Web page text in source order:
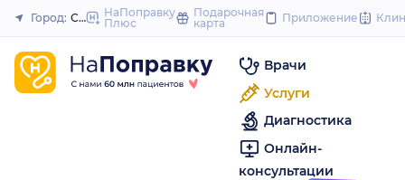
to
Закрыть
Город: СаратовНаПоправку
Плюс
Подарочная
карта
Приложение
Врачи
Услуги
Диагностика
Онлайн-
консультации